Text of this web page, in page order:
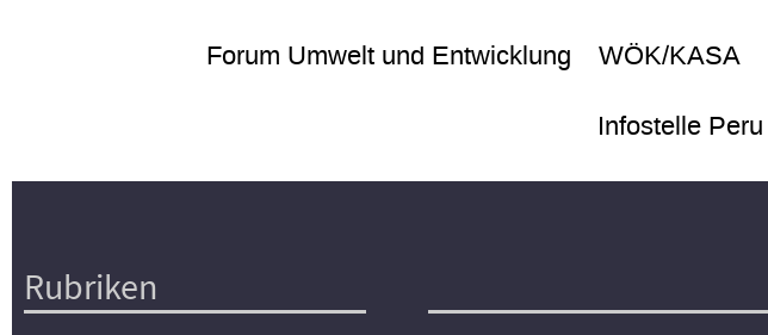
Forum Umwelt und Entwicklung WÖK/KASA
Infostelle Peru
Hauptnavigation
Rubriken